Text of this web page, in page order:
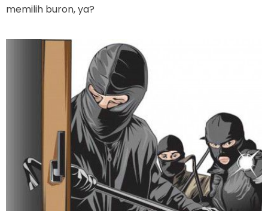
memilih buron, ya?